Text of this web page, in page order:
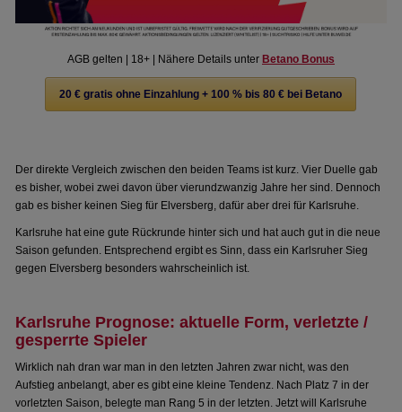
AGB gelten | 18+ | Nähere Details unter Betano Bonus
20 € gratis ohne Einzahlung + 100 % bis 80 € bei Betano
Der direkte Vergleich zwischen den beiden Teams ist kurz. Vier Duelle gab
es bisher, wobei zwei davon über vierundzwanzig Jahre her sind. Dennoch
gab es bisher keinen Sieg für Elversberg, dafür aber drei für Karlsruhe.
Karlsruhe hat eine gute Rückrunde hinter sich und hat auch gut in die neue
Saison gefunden. Entsprechend ergibt es Sinn, dass ein Karlsruher Sieg
gegen Elversberg besonders wahrscheinlich ist.
Karlsruhe Prognose: aktuelle Form, verletzte /
gesperrte Spieler
Wirklich nah dran war man in den letzten Jahren zwar nicht, was den
Aufstieg anbelangt, aber es gibt eine kleine Tendenz. Nach Platz 7 in der
vorletzten Saison, belegte man Rang 5 in der letzten. Jetzt will Karlsruhe